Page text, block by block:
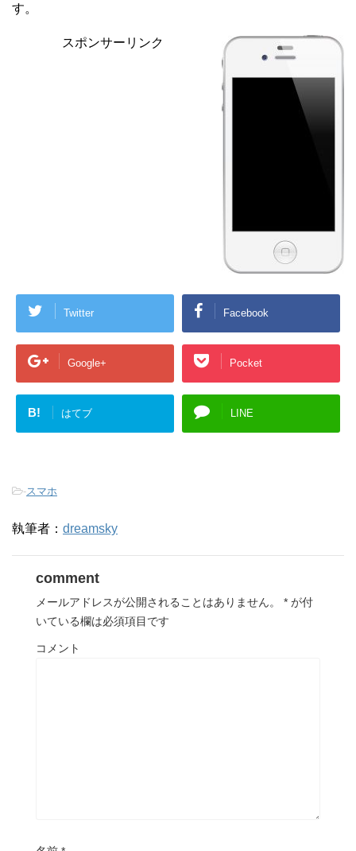
す。
スポンサーリンク
Twitter Facebook
Google+ Pocket
B! はてブ LINE
-スマホ
執筆者： dreamsky
comment
メールアドレスが公開されることはありません。 * が付
いている欄は必須項目です
コメント